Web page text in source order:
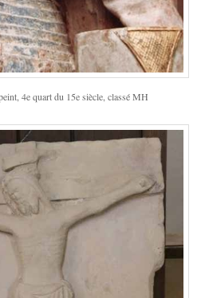
4e quart du 15e siècle, classé MH